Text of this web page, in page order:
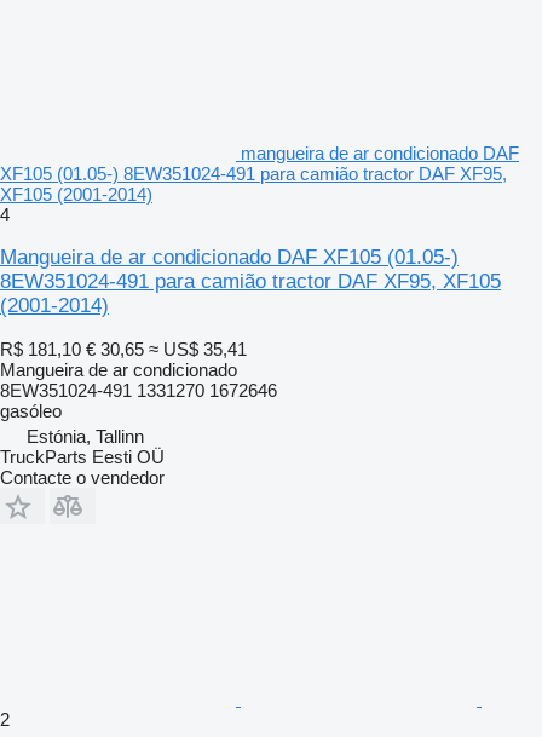
mangueira de ar condicionado DAF
XF105 (01.05-) 8EW351024-491 para camião tractor DAF XF95,
XF105 (2001-2014)
4
Mangueira de ar condicionado DAF XF105 (01.05-)
8EW351024-491 para camião tractor DAF XF95, XF105
(2001-2014)
R$ 181,10 € 30,65 ≈ US$ 35,41
Mangueira de ar condicionado
8EW351024-491 1331270 1672646
gasóleo
Estónia, Tallinn
TruckParts Eesti OÜ
Contacte o vendedor
2